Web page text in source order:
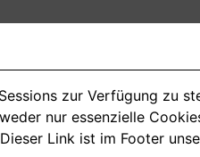
4
zur Verfügung zu
nur essenzielle
Link ist im Footer